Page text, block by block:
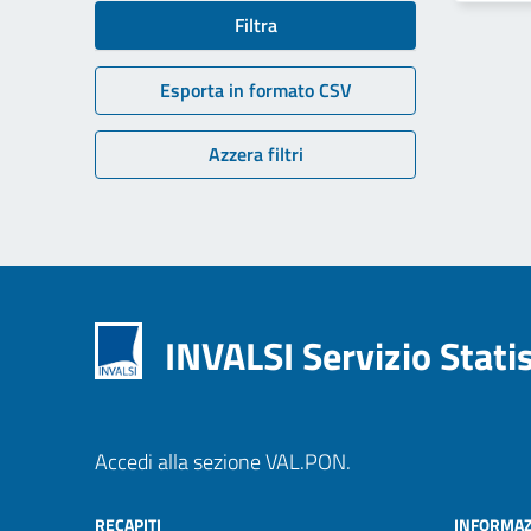
Filtra
Esporta in formato CSV
Azzera filtri
INVALSI Servizio
Accedi alla sezione VAL.PON.
RECAPITI